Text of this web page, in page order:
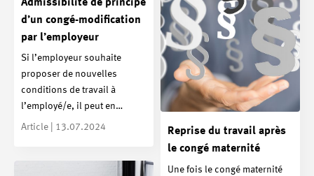
Admissibilité de principe
d’un congé-modification
par l’employeur
Si l’employeur souhaite
proposer de nouvelles
conditions de travail à
l’employé/e, il peut en…
Article | 13.07.2024
Reprise du travail après
le congé maternité
Une fois le congé maternité